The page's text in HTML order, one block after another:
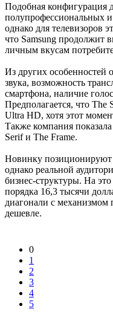
Подобная конфигурация
полупрофессиональных
однако для телевизоров
что Samsung продолжит
личным вкусам
Из других особенностей
звука, возможность
смартфона, наличие
Предполагается, что The
Ultra HD, хотя этот
Также компания
Serif и The Frame.
Новинку позиционируют
однако реальной
бизнес-структуры. На
порядка 16,3 тысячи
диагонали с
дешевле.
0
1
2
3
4
5